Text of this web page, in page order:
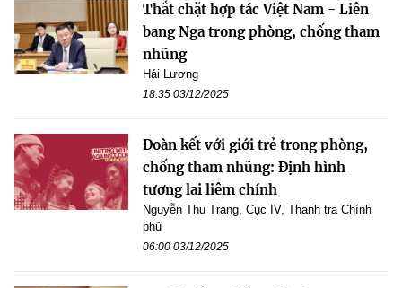
Thắt chặt hợp tác Việt Nam - Liên
bang Nga trong phòng, chống tham
nhũng
Hải Lương
18:35 03/12/2025
Đoàn kết với giới trẻ trong phòng,
chống tham nhũng: Định hình
tương lai liêm chính
Nguyễn Thu Trang, Cục IV, Thanh tra Chính
phủ
06:00 03/12/2025